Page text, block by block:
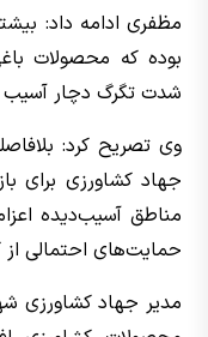
مظفری ادامه داد:
بوده که محصولات
شدت تگرگ دچار
وی تصریح کرد:
جهاد کشاورزی برای
مناطق آسیب‌دیده
حمایت‌های احتمالی
مدیر جهاد کشاورزی